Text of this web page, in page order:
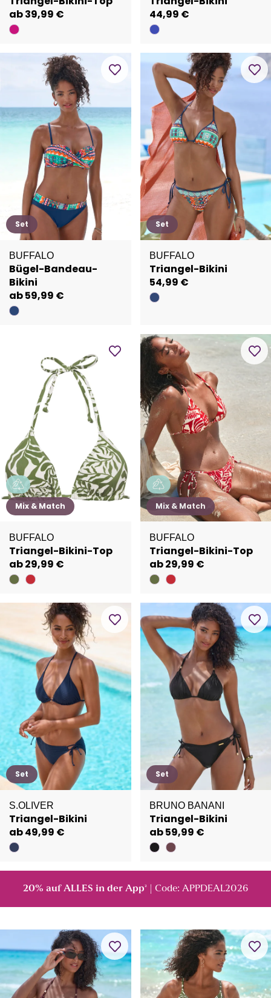
ab 39,99 €
44,99 €
Set
BUFFALO
Bügel-Bandeau-
Bikini
ab 59,99 €
Set
BUFFALO
Triangel-Bikini
54,99 €
Mix & Match
BUFFALO
Triangel-Bikini-Top
ab 29,99 €
Mix & Match
BUFFALO
Triangel-Bikini-Top
ab 29,99 €
Set
S.OLIVER
Triangel-Bikini
ab 49,99 €
Set
BRUNO BANANI
Triangel-Bikini
ab 59,99 €
20% auf ALLES in der App² | Code: APPDEAL2026